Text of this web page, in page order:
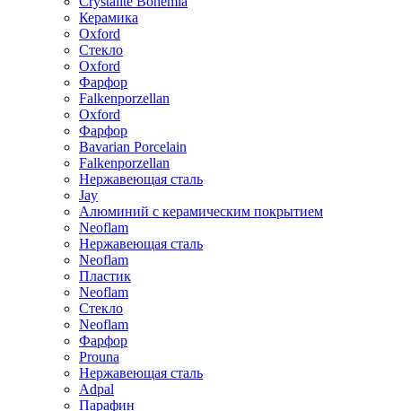
Керамика
Oxford
Стекло
Oxford
Фарфор
Falkenporzellan
Oxford
Фарфор
Bavarian Porcelain
Falkenporzellan
Нержавеющая сталь
Jay
Алюминий с керамическим покрытием
Neoflam
Нержавеющая сталь
Neoflam
Пластик
Neoflam
Стекло
Neoflam
Фарфор
Prouna
Нержавеющая сталь
Adpal
Парафин